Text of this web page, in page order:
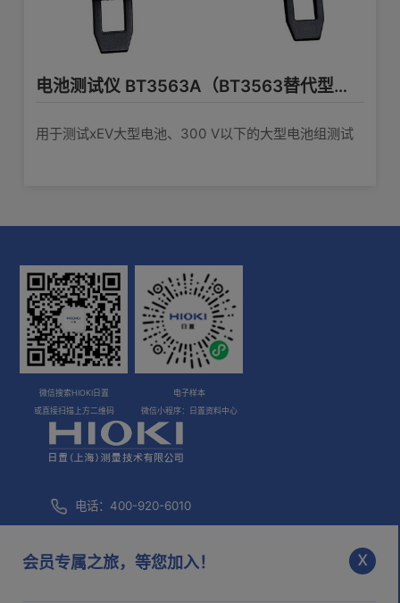
会员专属之旅，等您加入！ x
电池测试仪 BT3563A（BT3563替代型号）
用于测试xEV大型电池、300 V以下的大型电池组测试
微信搜索HIOKI日置
或直接扫描上方二维码
电子样本
微信小程序：日置资料中心
电话：400-920-6010
市场部邮箱：mkt@hioki.com.cn